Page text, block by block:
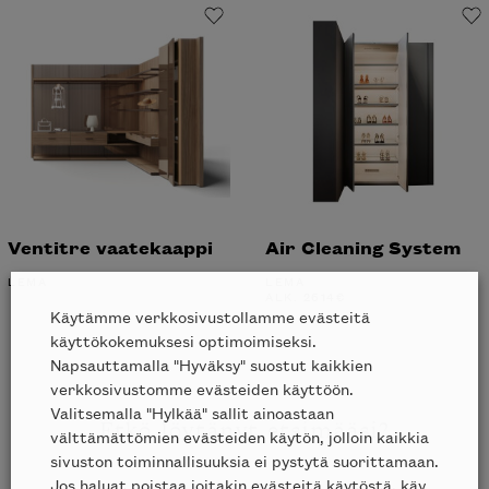
Ventitre vaatekaappi
LEMA
Air Cleaning System
Etkö löytänyt etsimääsi?
Käytämme verkkosivustollamme evästeitä
käyttökokemuksesi optimoimiseksi.
Napsauttamalla "Hyväksy" suostut kaikkien
verkkosivustomme evästeiden käyttöön.
Valitsemalla "Hylkää" sallit ainoastaan
välttämättömien evästeiden käytön, jolloin kaikkia
sivuston toiminnallisuuksia ei pystytä suorittamaan.
Jos haluat poistaa joitakin evästeitä käytöstä, käy